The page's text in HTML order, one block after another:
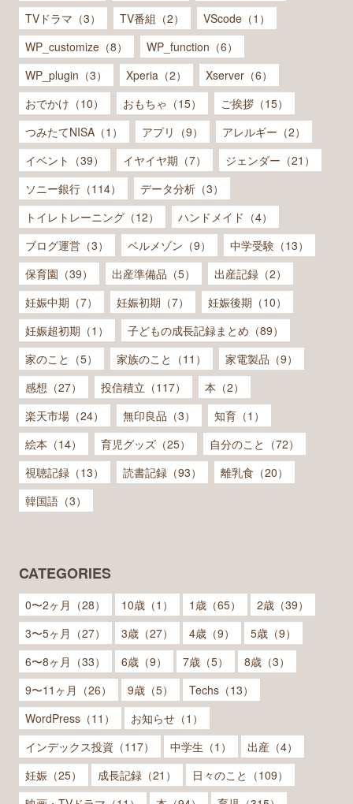
TVドラマ（3）
TV番組（2）
VScode（1）
WP_customize（8）
WP_function（6）
WP_plugin（3）
Xperia（2）
Xserver（6）
おでかけ（10）
おもちゃ（15）
ご挨拶（15）
つみたてNISA（1）
アプリ（9）
アレルギー（2）
イベント（39）
イヤイヤ期（7）
ジェンダー（21）
ソニー銀行（114）
データ分析（3）
トイレトレーニング（12）
ハンドメイド（4）
ブログ運営（3）
ベルメゾン（9）
中学受験（13）
保育園（39）
出産準備品（5）
出産記録（2）
妊娠中期（7）
妊娠初期（7）
妊娠後期（10）
妊娠超初期（1）
子どもの成長記録まとめ（89）
家のこと（5）
家族のこと（11）
家電製品（9）
感想（27）
投信積立（117）
本（2）
楽天市場（24）
無印良品（3）
知育（1）
絵本（14）
育児グッズ（25）
自分のこと（72）
視聴記録（13）
読書記録（93）
離乳食（20）
韓国語（3）
CATEGORIES
0〜2ヶ月（28） 10歳（1） 1歳（65）
2歳（39）
3〜5ヶ月（27）
3歳（27） 4歳（9）
5歳（9）
6〜8ヶ月（33）
6歳（9） 7歳（5）
8歳（3）
9〜11ヶ月（26）
9歳（5）
Techs（13）
WordPress（11）
お知らせ（1）
インデックス投資（117）
中学生（1）
出産（4）
妊娠（25）
成長記録（21）
日々のこと（109）